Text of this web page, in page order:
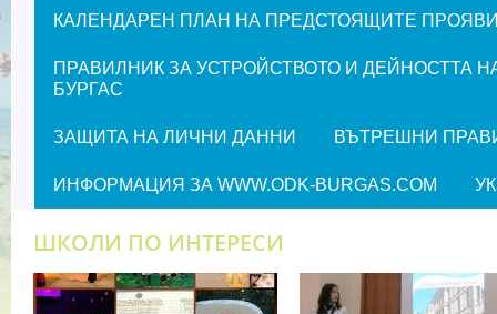
КАЛЕНДАРЕН ПЛАН НА ПРЕДСТОЯЩИТЕ ПРОЯВИ
ПРАВИЛНИК ЗА УСТРОЙСТВОТО И ДЕЙНОСТТА
БУРГАС
ЗАЩИТА НА ЛИЧНИ ДАННИ ВЪТРЕШНИ
ИНФОРМАЦИЯ ЗА WWW.ODK-BURGAS.COM
ШКОЛИ ПО ИНТЕРЕСИ